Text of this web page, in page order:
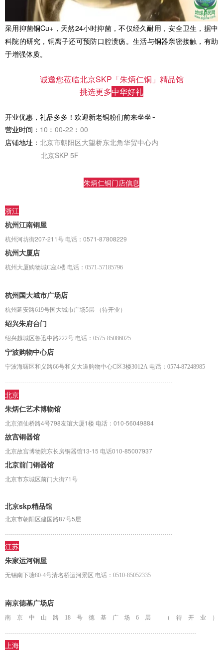
采用抑菌铜Cu+，天然24小时抑菌，不仅经久耐用，安全卫生，据中
科院的研究，铜离子还可预防口腔溃疡。生活与铜器亲密接触，有助
于增强体质。
诚邀您莅临北京SKP「朱炳仁铜」精品馆
挑选更多中华好礼
开业优惠，礼品多多！欢迎新老铜粉们前来坐坐~
营业时间： 10︰00-22︰00
店铺地址： 北京市朝阳区大望桥东北角华贸中心内
北京SKP 5F
朱炳仁铜门店信息
浙江
杭州江南铜屋
杭州河坊街207-211号 电话：0571-87808229
杭州大厦店
杭州大厦购物城C座4楼 电话：0571-57185796
杭州国大城市广场店
杭州延安路619号国大城市广场5层 （待开业）
绍兴朱府台门
绍兴越城区鲁迅中路222号 电话：0575-85086025
宁波购物中心店
宁波海曙区和义路66号和义大道购物中心C区3楼3012A 电话：0574-87248985
北京
朱炳仁艺术博物馆
北京酒仙桥路4号798友谊大厦1楼 电话：010-56049884
故宫铜器馆
北京故宫博物院东长房铜器馆13-15 电话010-85007937
北京前门铜器馆
北京市东城区前门大街71号
北京skp精品馆
北京市朝阳区建国路87号5层
江苏
朱家运河铜屋
无锡南下塘80-4号清名桥运河景区 电话：0510-85052335
南京德基广场店
南京中山路18号德基广场6层 （待开业）
上海